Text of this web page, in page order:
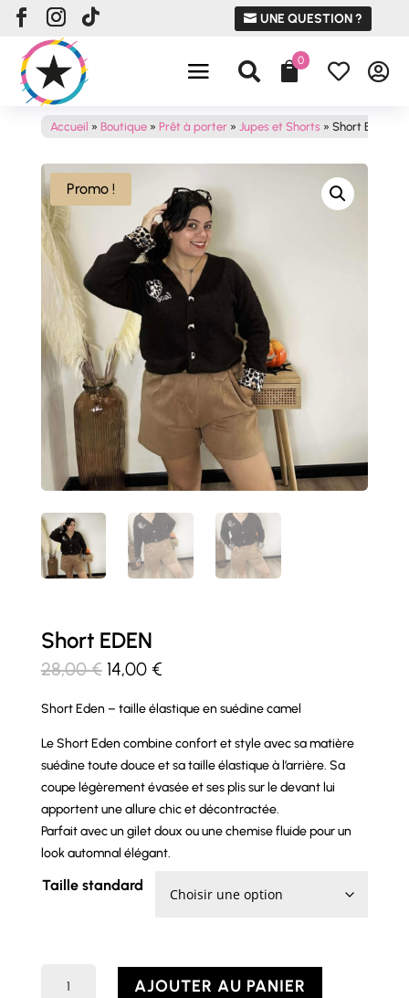
UNE QUESTION ?
 0  
Accueil » Boutique» Prêt à porter» Jupes et Shorts» Short EDEN
Promo !
Short EDEN
28,00€ Le
initial
était :
28,00 €.
14,00 €Le
actuel
14,00 €.
Short Eden – taille élastique en suédine camel
Le Short Eden combine confort et style avec sa matière
suédine toute douce et sa taille élastique à l’arrière. Sa
coupe légèrement évasée et ses plis sur le devant lui
apportent une allure chic et décontractée.
Parfait avec un gilet doux ou une chemise fluide pour un
look automnal élégant.
Taille standard
AJOUTER AU PANIER